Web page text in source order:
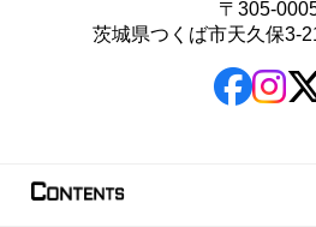
〒305-
茨城県つくば市天久保3-
CONTENTS